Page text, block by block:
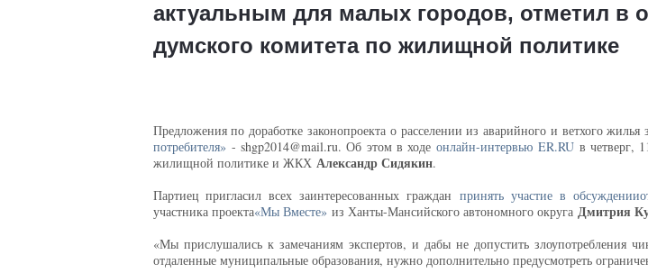
актуальным для малых городов, отметил в
думского комитета по жилищной политике
Предложения по доработке законопроекта о расселении из аварийного и ветхого
потребителя» - shgp2014@mail.ru. Об этом в ходеонлайн-интервью ER.RUв четверг,
жилищной политике и ЖКХ Александр Сидякин.
Партиец пригласил всех заинтересованных гражданпринять участие в обсуждении
участника проекта«Мы Вместе» из Ханты-Мансийского автономного округа Дмитрия
«Мы прислушались к замечаниям экспертов, и дабы не допустить злоупотребления
отдаленные муниципальные образования, нужно дополнительно предусмотреть